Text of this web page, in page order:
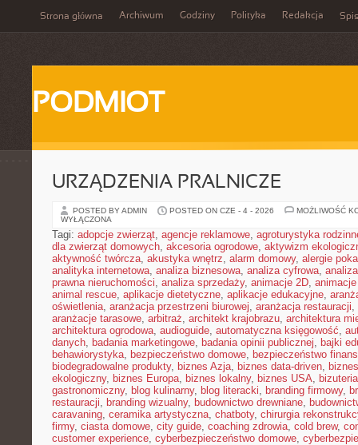
Strona główna Archiwum Godziny Polityka Redakcja
PODMIOT
URZĄDZENIA PRALNICZE
POSTED BY ADMIN POSTED ON CZE - 4 - 2026
MOŻLIWOŚĆ
WYŁĄCZONA
Tagi: adopcje zwierząt, agencje reklamowe, agroturystyka
dla zwierząt domowych, akcesoria ogrodowe, aktywizm
aktywność twórcza, akustyka wnętrz, alarm domowy, alergie
analityka internetowa, analiza biznesowa, analiza cyfrowa,
prawna nieruchomości, analiza sprzedaży, animacje 2D,
animal rescue, aplikacje dietetyczne, aplikacje edukacyjne,
oświetlenia, aranżacja przestrzeni biurowej, aranżacja restauracji,
aranżacje tarasowe, arbitraż, architekt krajobrazu, architektura
architektura ogrodowa, audioguide, automatyczna księgowość,
danych, badania marketingowe, badania opinii publicznej, bajki
behawiorystyka, bezpieczeństwo domowe, bezpieczeństwo
biodegradowalne produkty, biznes Azja, biznes data-driven,
ekologiczny, biznes Europa, biznes lokalny, biznes USA,
gastronomiczny, blog kulinarny, blog literacki, branding firmowy,
restauracji, branding wizualny, budownictwo drewniane,
caravaning, ceramika artystyczna, chatboty, chirurgia
firmy, ciasta domowe, city guide, coaching zdrowia, cold brew,
customer experience, cyberbezpieczeństwo domowe,